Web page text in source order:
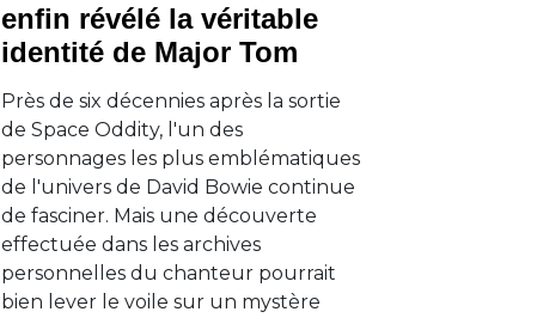
enfin révélé la véritable
identité de Major Tom
Près de six décennies après la sortie
de Space Oddity, l'un des
personnages les plus emblématiques
de l'univers de David Bowie continue
de fasciner. Mais une découverte
effectuée dans les archives
personnelles du chanteur pourrait
bien lever le voile sur un mystère